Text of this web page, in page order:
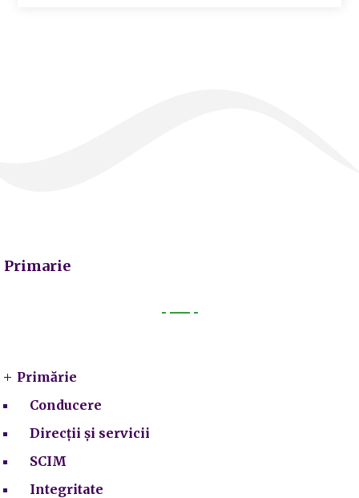
Primarie
Primărie
Conducere
Direcții și servicii
SCIM
Integritate